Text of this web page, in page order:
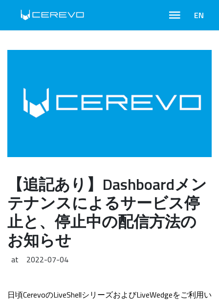
EN
【追記あり】Dashboardメン
テナンスによるサービス停
止と、停止中の配信方法の
お知らせ
at 2022-07-04
日頃CerevoのLiveShellシリーズおよびLiveWedgeをご利用い